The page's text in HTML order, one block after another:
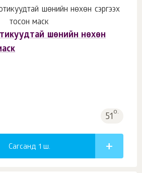
шөнийн нөхөн
51о.
Сагсанд 1 ш.